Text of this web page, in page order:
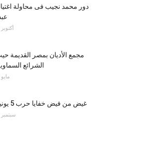
دور محمد نجيب فى محاولة
أكتوبر 28, 2022
مجمع الأديان بمصر القديمة
الشرائع
مايو 14, 2025
سبتمبر 18, 2022